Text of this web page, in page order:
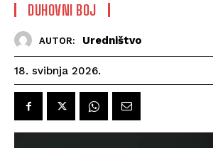
DUHOVNI BOJ
AUTOR: Uredništvo
18. svibnja 2026.